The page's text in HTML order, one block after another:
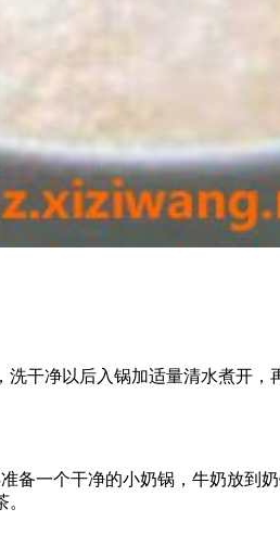
干净以后入锅加适量清水煮开
备一个干净的小奶锅，牛奶放到